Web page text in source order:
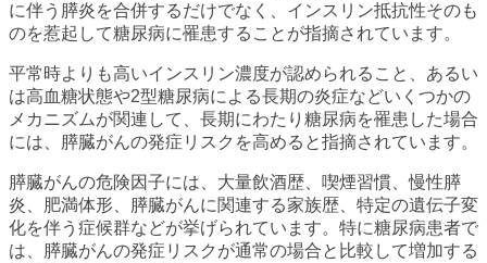
に伴う膵炎を合併するだけでなく、インスリン抵抗性そのも
のを惹起して糖尿病に罹患することが指摘されています。
平常時よりも高いインスリン濃度が認められること、あるい
は高血糖状態や2型糖尿病による長期の炎症などいくつかの
メカニズムが関連して、長期にわたり糖尿病を罹患した場合
には、膵臓がんの発症リスクを高めると指摘されています。
膵臓がんの危険因子には、大量飲酒歴、喫煙習慣、慢性膵
炎、肥満体形、膵臓がんに関連する家族歴、特定の遺伝子変
化を伴う症候群などが挙げられています。特に糖尿病患者で
は、膵臓がんの発症リスクが通常の場合と比較して増加する